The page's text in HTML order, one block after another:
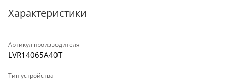
Характеристики
Артикул производителя
LVR14065A40T
Тип устройства